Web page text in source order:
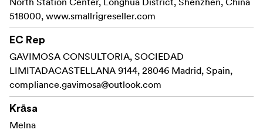
518000, www.smallrigreseller.com
EC Rep
GAVIMOSA CONSULTORIA, SOCIEDAD
LIMITADACASTELLANA 9144, 28046 Madrid, Spain,
compliance.gavimosa@outlook.com
Krāsa
Melna